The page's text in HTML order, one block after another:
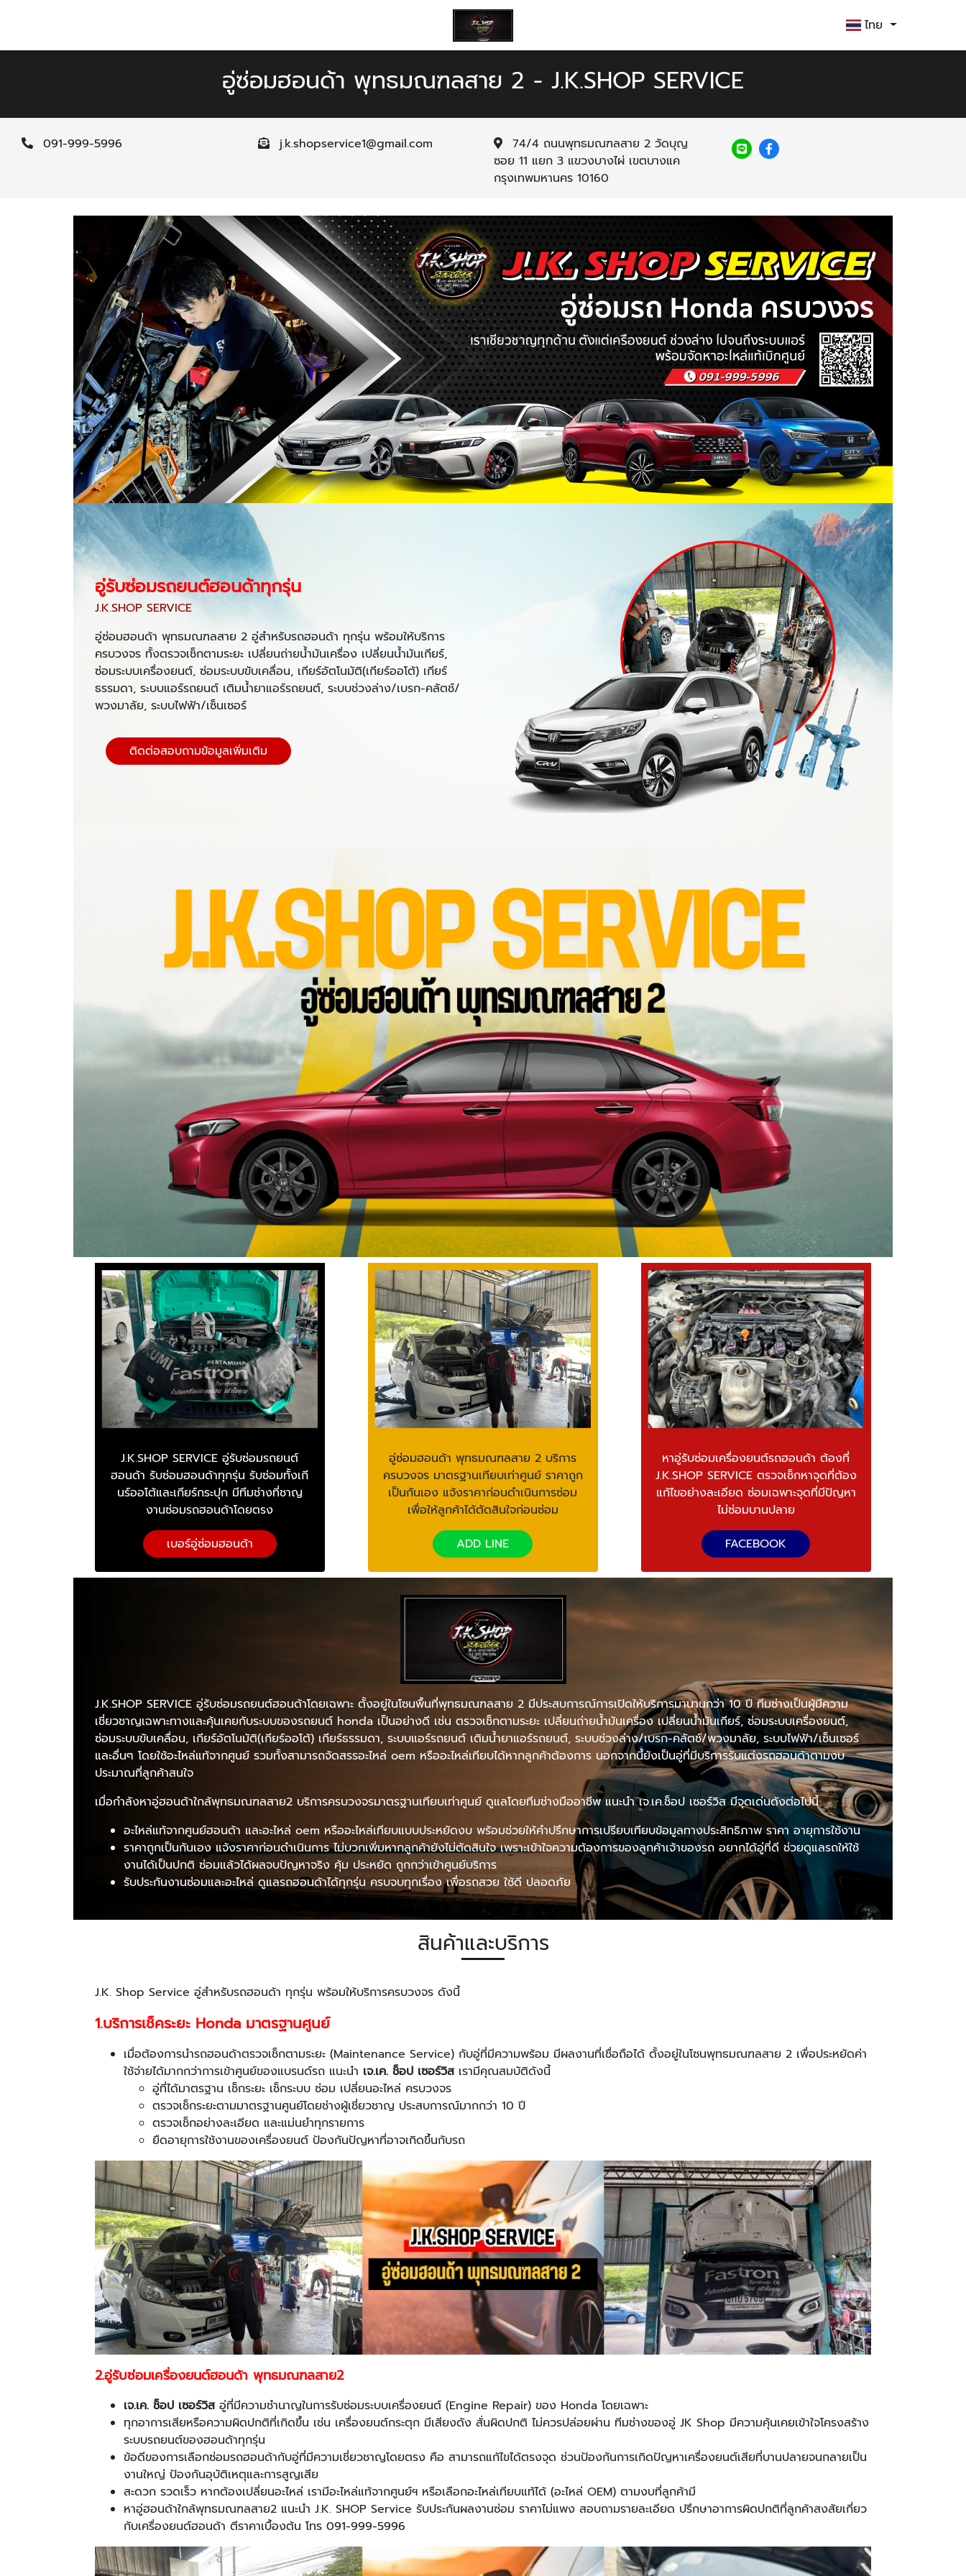
ไทย
อู่ซ่อมฮอนด้า พุทธมณฑลสาย 2 - J.K.SHOP SERVICE
091-999-5996 j.k.shopservice1@gmail.com
74/4 ถนนพุทธมณฑลสาย 2 วัดบุญ
ซอย 11 แยก 3 แขวงบางไผ่ เขตบางแค
กรุงเทพมหานคร 10160
อู่รับซ่อมรถยนต์ฮอนด้าทุกรุ่น
J.K.SHOP SERVICE
อู่ซ่อมฮอนด้า พุทธมณฑลสาย 2 อู่สำหรับรถฮอนด้า ทุกรุ่น พร้อมให้บริการ
ครบวงจร ทั้งตรวจเช็กตามระยะ เปลี่ยนถ่ายน้ำมันเครื่อง เปลี่ยนน้ำมันเกียร์,
ซ่อมระบบเครื่องยนต์, ซ่อมระบบขับเคลื่อน, เกียร์อัตโนมัติ(เกียร์ออโต้) เกียร์
ธรรมดา, ระบบแอร์รถยนต์ เติมน้ำยาแอร์รถยนต์, ระบบช่วงล่าง/เบรก-คลัตช์/
พวงมาลัย, ระบบไฟฟ้า/เซ็นเซอร์
ติดต่อสอบถามข้อมูลเพิ่มเติม
J.K.SHOP SERVICE อู่รับซ่อมรถยนต์
ฮอนด้า รับซ่อมฮอนด้าทุกรุ่น รับซ่อมทั้งเกี
นร์ออโต้และเกียร์กระปุก มีทีมช่างที่ชาญ
งานซ่อมรถฮอนด้าโดยตรง
เบอร์อู่ซ่อมฮอนด้า
อู่ซ่อมฮอนด้า พุทธมณฑลสาย 2 บริการ
ครบวงจร มาตรฐานเทียบเท่าศูนย์ ราคาถูก
เป็นกันเอง แจ้งราคาก่อนดำเนินการซ่อม
เพื่อให้ลูกค้าได้ตัดสินใจก่อนซ่อม
ADD LINE
หาอู่รับซ่อมเครื่องยนต์รถฮอนด้า ต้องที่
J.K.SHOP SERVICE ตรวจเช็กหาจุดที่ต้อง
แก้ไขอย่างละเอียด ซ่อมเฉพาะจุดที่มีปัญหา
ไม่ซ่อมบานปลาย
FACEBOOK
J.K.SHOP SERVICE อู่รับซ่อมรถยนต์ฮอนด้าโดยเฉพาะ ตั้งอยู่ในโซนพื้นที่พุทธมณฑลสาย 2 มีประสบการณ์การเปิดให้บริการมานานกว่า 10 ปี ทีมช่างเป็นผู้มีความ
เชี่ยวชาญเฉพาะทางและคุ้นเคยกับระบบของรถยนต์ honda เป็นอย่างดี เช่น ตรวจเช็กตามระยะ เปลี่ยนถ่ายน้ำมันเครื่อง เปลี่ยนน้ำมันเกียร์, ซ่อมระบบเครื่องยนต์,
ซ่อมระบบขับเคลื่อน, เกียร์อัตโนมัติ(เกียร์ออโต้) เกียร์ธรรมดา, ระบบแอร์รถยนต์ เติมน้ำยาแอร์รถยนต์, ระบบช่วงล่าง/เบรก-คลัตช์/พวงมาลัย, ระบบไฟฟ้า/เซ็นเซอร์
และอื่นๆ โดยใช้อะไหล่แท้จากศูนย์ รวมทั้งสามารถจัดสรรอะไหล่ oem หรืออะไหล่เทียบได้หากลูกค้าต้องการ นอกจากนี้ยังเป็นอู่ที่มีบริการรับแต่งรถฮอนด้าตามงบ
ประมาณที่ลูกค้าสนใจ
เมื่อกำลังหาอู่ฮอนด้าใกล้พุทธมณฑลสาย2 บริการครบวงจรมาตรฐานเทียบเท่าศูนย์ ดูแลโดยทีมช่างมืออาชีพ แนะนำ เจ.เค.ช็อป เซอร์วิส มีจุดเด่นดังต่อไปนี้
อะไหล่แท้จากศูนย์ฮอนด้า และอะไหล่ oem หรืออะไหล่เทียบแบบประหยัดงบ พร้อมช่วยให้คำปรึกษาการเปรียบเทียบข้อมูลทางประสิทธิภาพ ราคา อายุการใช้งาน
ราคาถูกเป็นกันเอง แจ้งราคาก่อนดำเนินการ ไม่บวกเพิ่มหากลูกค้ายังไม่ตัดสินใจ เพราะเข้าใจความต้องการของลูกค้าเจ้าของรถ อยากได้อู่ที่ดี ช่วยดูแลรถให้ใช้
งานได้เป็นปกติ ซ่อมแล้วได้ผลจบปัญหาจริง คุ้ม ประหยัด ถูกกว่าเข้าศูนย์บริการ
รับประกันงานซ่อมและอะไหล่ ดูแลรถฮอนด้าได้ทุกรุ่น ครบจบทุกเรื่อง เพื่อรถสวย ใช้ดี ปลอดภัย
สินค้าและบริการ
J.K. Shop Service อู่สำหรับรถฮอนด้า ทุกรุ่น พร้อมให้บริการครบวงจร ดังนี้
1.บริการเช็คระยะ Honda มาตรฐานศูนย์
เมื่อต้องการนำรถฮอนด้าตรวจเช็กตามระยะ (Maintenance Service) กับอู่ที่มีความพร้อม มีผลงานที่เชื่อถือได้ ตั้งอยู่ในโซนพุทธมณฑลสาย 2 เพื่อประหยัดค่า
ใช้จ่ายได้มากกว่าการเข้าศูนย์ของแบรนด์รถ แนะนำ เจ.เค. ช็อป เซอร์วิส เรามีคุณสมบัติดังนี้
อู่ที่ได้มาตรฐาน เช็กระยะ เช็กระบบ ซ่อม เปลี่ยนอะไหล่ ครบวงจร
ตรวจเช็กระยะตามมาตรฐานศูนย์โดยช่างผู้เชี่ยวชาญ ประสบการณ์มากกว่า 10 ปี
ตรวจเช็กอย่างละเอียด และแม่นยำทุกรายการ
ยืดอายุการใช้งานของเครื่องยนต์ ป้องกันปัญหาที่อาจเกิดขึ้นกับรถ
2.อู่รับซ่อมเครื่องยนต์ฮอนด้า พุทธมณฑลสาย2
เจ.เค. ช็อป เซอร์วิส อู่ที่มีความชำนาญในการรับซ่อมระบบเครื่องยนต์ (Engine Repair) ของ Honda โดยเฉพาะ
ทุกอาการเสียหรือความผิดปกติที่เกิดขึ้น เช่น เครื่องยนต์กระตุก มีเสียงดัง สั่นผิดปกติ ไม่ควรปล่อยผ่าน ทีมช่างของอู่ JK Shop มีความคุ้นเคยเข้าใจโครงสร้าง
ระบบรถยนต์ของฮอนด้าทุกรุ่น
ข้อดีของการเลือกซ่อมรถฮอนด้ากับอู่ที่มีความเชี่ยวชาญโดยตรง คือ สามารถแก้ไขได้ตรงจุด ช่วนป้องกันการเกิดปัญหาเครื่องยนต์เสียที่บานปลายจนกลายเป็น
งานใหญ่ ป้องกันอุบัติเหตุและการสูญเสีย
สะดวก รวดเร็ว หากต้องเปลี่ยนอะไหล่ เรามีอะไหล่แท้จากศูนย์ฯ หรือเลือกอะไหล่เทียบแท้ได้ (อะไหล่ OEM) ตามงบที่ลูกค้ามี
หาอู่ฮอนด้าใกล้พุทธมณฑลสาย2 แนะนำ J.K. SHOP Service รับประกันผลงานซ่อม ราคาไม่แพง สอบถามรายละเอียด ปรึกษาอาการผิดปกติที่ลูกค้าสงสัยเกี่ยว
กับเครื่องยนต์ฮอนด้า ตีราคาเบื้องต้น โทร 091-999-5996